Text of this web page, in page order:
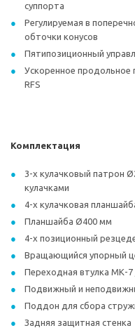
суппорта
Регулируемая в
обточки конусов
Пятипозиционный
Ускоренное продольное
RFS
Комплектация
3-х кулачковый патрон
кулачками
4-х кулачковая
Планшайба Ø400 мм
4-х позиционный
Вращающийся упорный
Переходная втулка МК-
Подвижный и
Поддон для сбора
Задняя защитная стенка